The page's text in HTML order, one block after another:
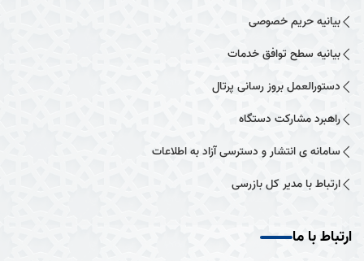
بیانیه حریم خصوصی
بیانیه سطح توافق خدمات
دستورالعمل بروز رسانی پرتال
راهبرد مشارکت دستگاه
سامانه ی انتشار و دسترسی آزاد به اطلاعات
ارتباط با مدیر کل بازرسی
ارتباط با ما